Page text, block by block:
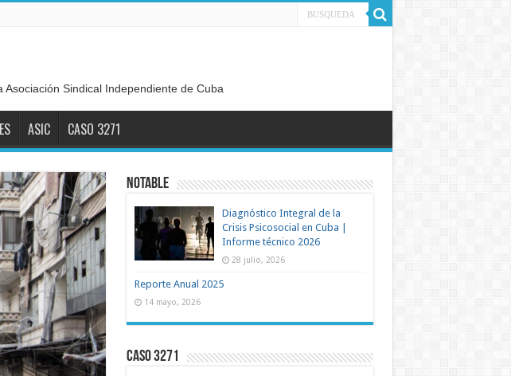
Sindical Independiente de Cuba
ASIC CASO 3271
NOTABLE
Diagnóstico Integral de la
Crisis Psicosocial en Cuba |
Informe técnico 2026
28 julio, 2026
Reporte Anual 2025
14 mayo, 2026
Caso 3271